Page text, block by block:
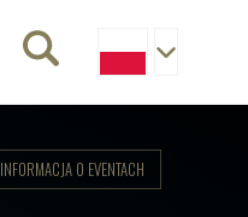
INFORMACJA O EVENTACH